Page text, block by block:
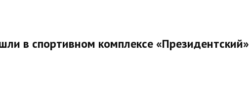
в спортивном комплексе «Президентский»